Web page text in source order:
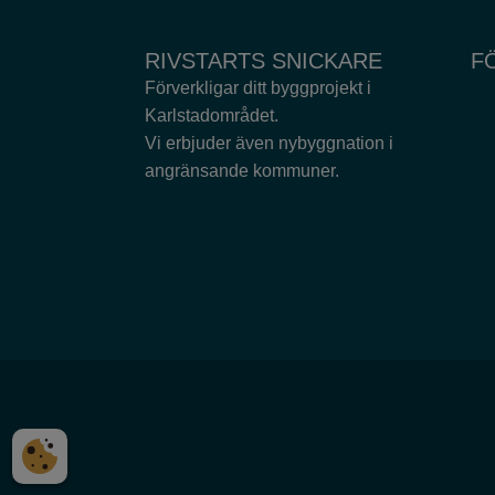
RIVSTARTS SNICKARE
Förverkligar ditt byggprojekt i
Karlstadområdet.
Vi erbjuder även nybyggnation i
angränsande kommuner.